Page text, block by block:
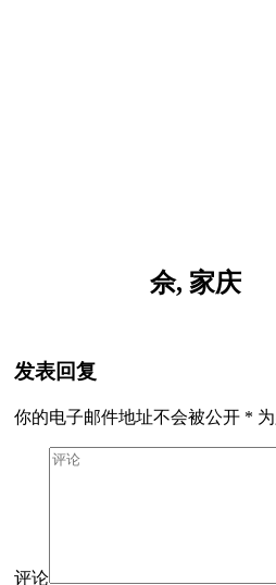
佘, 家庆
发表回复
你的电子邮件地址不会被公开 *
评论